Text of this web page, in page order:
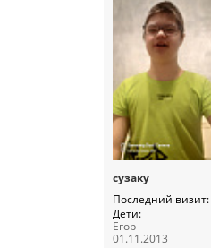
сузаку
Последний визит:
Дети:
Егор
01.11.2013